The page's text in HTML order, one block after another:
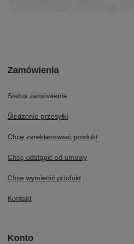
Zamówienia
Status zamówienia
Śledzenie przesyłki
Chcę zareklamować produkt
Chcę odstąpić od umowy
Chcę wymienić produkt
Kontakt
Konto